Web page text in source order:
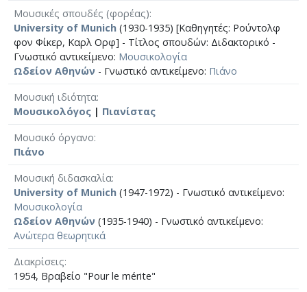
Μουσικές σπουδές (φορέας)
University of Munich (1930-1935) [Καθηγητές: Ρούντολφ
φον Φίκερ, Καρλ Ορφ] - Τίτλος σπουδών: Διδακτορικό -
Γνωστικό αντικείμενο: Μουσικολογία
Ωδείον Αθηνών - Γνωστικό αντικείμενο: Πιάνο
Μουσική ιδιότητα
Μουσικολόγος | Πιανίστας
Μουσικό όργανο
Πιάνο
Μουσική διδασκαλία
University of Munich (1947-1972) - Γνωστικό αντικείμενο:
Μουσικολογία
Ωδείον Αθηνών (1935-1940) - Γνωστικό αντικείμενο:
Ανώτερα θεωρητικά
Διακρίσεις
1954, Βραβείο "Pour le mérite"